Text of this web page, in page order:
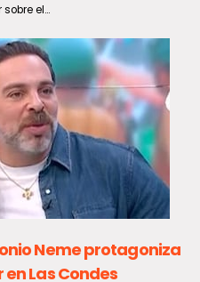
el...
Neme protagoniza
Condes